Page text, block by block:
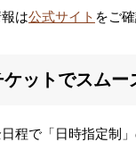
は公式サイト をご
ケットでスムー
程で「日時指定制